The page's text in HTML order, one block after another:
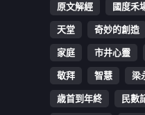
原文解經
國度禾
天堂
奇妙的創造
家庭
市井心靈
敬拜
智慧
梁
歳首到年終
民數